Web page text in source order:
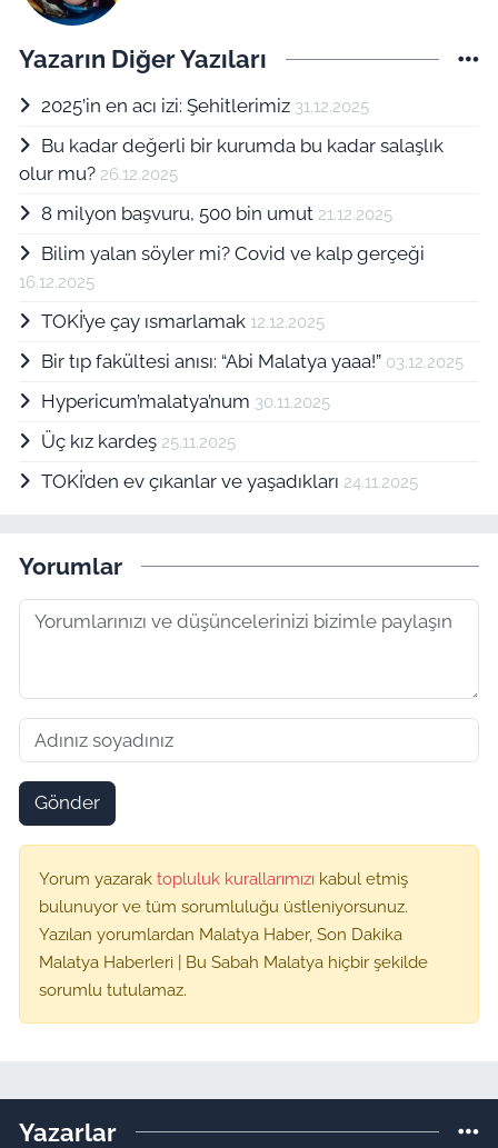
Yazarın Diğer Yazıları
2025’in en acı izi: Şehitlerimiz 31.12.2025
Bu kadar değerli bir kurumda bu kadar salaşlık
olur mu? 26.12.2025
8 milyon başvuru, 500 bin umut 21.12.2025
Bilim yalan söyler mi? Covid ve kalp gerçeği
16.12.2025
TOKİ’ye çay ısmarlamak 12.12.2025
Bir tıp fakültesi anısı: “Abi Malatya yaaa!” 03.12.2025
Hypericum’malatya’num 30.11.2025
Üç kız kardeş 25.11.2025
TOKİ’den ev çıkanlar ve yaşadıkları 24.11.2025
Yorumlar
Gönder
Yorum yazarak topluluk kurallarımızı kabul etmiş
bulunuyor ve tüm sorumluluğu üstleniyorsunuz.
Yazılan yorumlardan Malatya Haber, Son Dakika
Malatya Haberleri | Bu Sabah Malatya hiçbir şekilde
sorumlu tutulamaz.
Yazarlar